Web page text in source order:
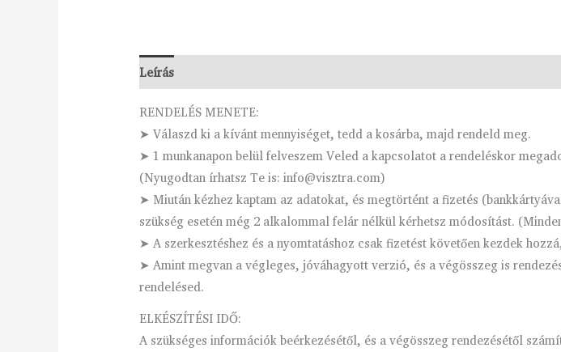
Leírás
RENDELÉS MENETE:
➤ Válaszd ki a kívánt mennyiséget, tedd a kosárba, majd rendeld meg.
➤ 1 munkanapon belül felveszem Veled a kapcsolatot a rendeléskor
(Nyugodtan írhatsz Te is: info@visztra.com)
➤ Miután kézhez kaptam az adatokat, és megtörtént a fizetés
szükség esetén még 2 alkalommal felár nélkül kérhetsz módosítást.
➤ A szerkesztéshez és a nyomtatáshoz csak fizetést követően kezdek
➤ Amint megvan a végleges, jóváhagyott verzió, és a végösszeg is
rendelésed.
ELKÉSZÍTÉSI IDŐ:
A szükséges információk beérkezésétől, és a végösszeg rendezésétől